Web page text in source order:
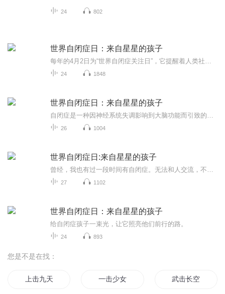
24 802
世界自闭症日：来自星星的孩子
24 1848
世界自闭症日：来自星星的孩子
26 1004
世界自闭症日:来自星星的孩子
27 1102
世界自闭症日：来自星星的孩子
给自闭症孩子一束光，让它照亮他们前行的路。
24 893
您是不是在找：
上击九天 一击少女 武击长空